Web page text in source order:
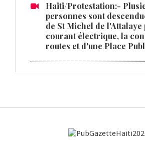
Haiti/Protestation:-
personnes sont
de St Michel de
courant électrique, la
routes et d'une Place